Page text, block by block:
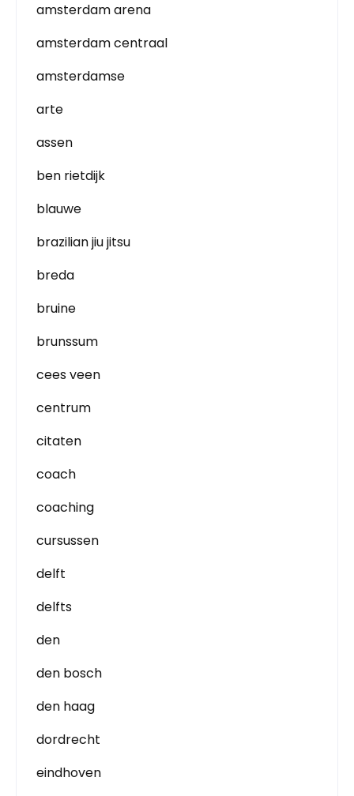
amsterdam arena
amsterdam centraal
amsterdamse
arte
assen
ben rietdijk
blauwe
brazilian jiu jitsu
breda
bruine
brunssum
cees veen
centrum
citaten
coach
coaching
cursussen
delft
delfts
den
den bosch
den haag
dordrecht
eindhoven